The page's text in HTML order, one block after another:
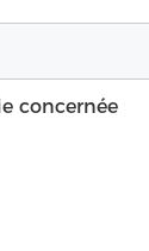
concernée